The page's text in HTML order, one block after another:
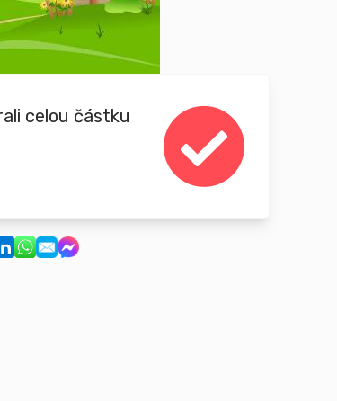
celou částku